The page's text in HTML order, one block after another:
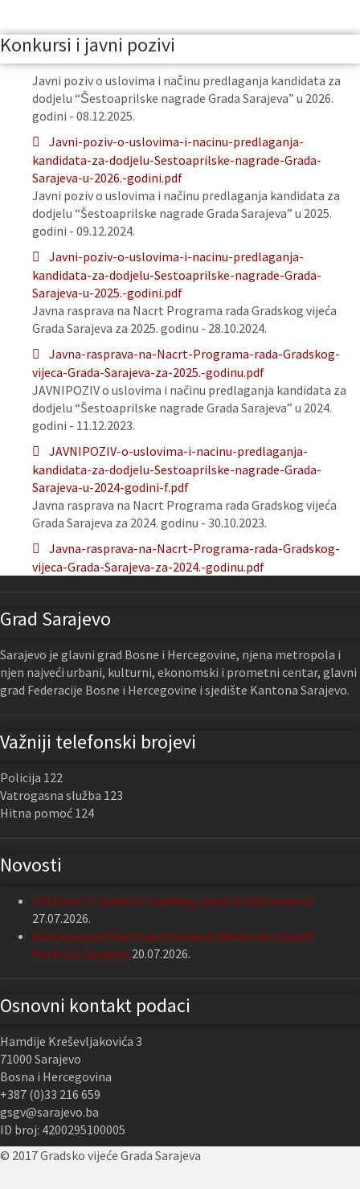
Konkursi i javni pozivi
Javni poziv o uslovima i načinu predlaganja kandidata za
dodjelu “Šestoaprilske nagrade Grada Sarajeva” u 2026.
godini - 08.12.2025.
Javni-poziv-o-uslovima-i-nacinu-predlaganja-
kandidata-za-dodjelu-Sestoaprilske-nagrade-Grada-
Sarajeva-u-2026.-godini.pdf
Javni poziv o uslovima i načinu predlaganja kandidata za
dodjelu “Šestoaprilske nagrade Grada Sarajeva” u 2025.
godini - 09.12.2024.
Javni-poziv-o-uslovima-i-nacinu-predlaganja-
kandidata-za-dodjelu-Sestoaprilske-nagrade-Grada-
Sarajeva-u-2025.-godini.pdf
Javna rasprava na Nacrt Programa rada Gradskog vijeća
Grada Sarajeva za 2025. godinu - 28.10.2024.
Javna-rasprava-na-Nacrt-Programa-rada-Gradskog-
vijeca-Grada-Sarajeva-za-2025.-godinu.pdf
JAVNIPOZIV o uslovima i načinu predlaganja kandidata za
dodjelu “Šestoaprilske nagrade Grada Sarajeva” u 2024.
godini - 11.12.2023.
JAVNIPOZIV-o-uslovima-i-nacinu-predlaganja-
kandidata-za-dodjelu-Sestoaprilske-nagrade-Grada-
Sarajeva-u-2024-godini-f.pdf
Javna rasprava na Nacrt Programa rada Gradskog vijeća
Grada Sarajeva za 2024. godinu - 30.10.2023.
Javna-rasprava-na-Nacrt-Programa-rada-Gradskog-
vijeca-Grada-Sarajeva-za-2024.-godinu.pdf
Grad Sarajevo
Sarajevo je glavni grad Bosne i Hercegovine, njena metropola i
njen najveći urbani, kulturni, ekonomski i prometni centar, glavni
grad Federacije Bosne i Hercegovine i sjedište Kantona Sarajevo.
Važniji telefonski brojevi
Policija 122
Vatrogasna služba 123
Hitna pomoć 124
Novosti
Održana 13. sjednica Gradskog vijeća Grada Sarajeva
27.07.2026.
Nastavak podrške Grada Sarajeva Udruženju slijepih
Kantona Sarajevo 20.07.2026.
Osnovni kontakt podaci
Hamdije Kreševljakovića 3
71000 Sarajevo
Bosna i Hercegovina
+387 (0)33 216 659
gsgv@sarajevo.ba
ID broj: 4200295100005
© 2017 Gradsko vijeće Grada Sarajeva